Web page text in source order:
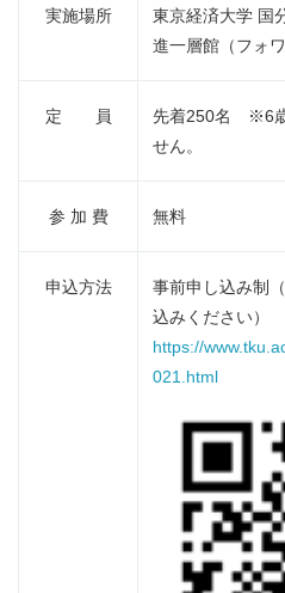
実施場所
東京経済大学 国
進一層館（フォ
定 員
先着250名 ※6歳
せん。
参 加 費 無料
申込方法
事前申し込み制
込みください）
https://
021.html